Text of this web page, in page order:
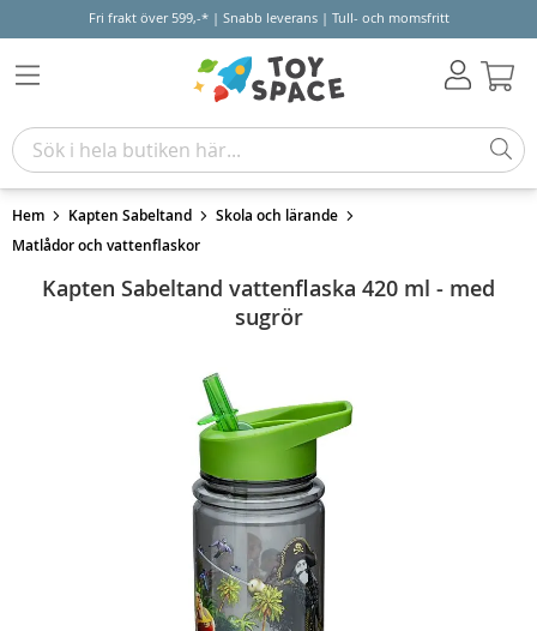
Fri frakt över 599,-* | Snabb leverans | Tull- och momsfritt
Hem Kapten Sabeltand
Skola och lärande
Matlådor och vattenflaskor
Kapten Sabeltand vattenflaska 420 ml - med
sugrör